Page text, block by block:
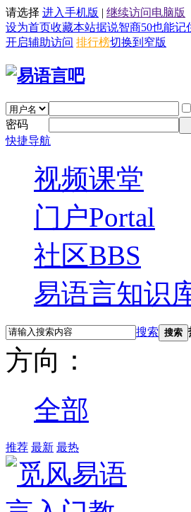
请选择 进入手机版 | 继续访问电脑版
设为首页收藏本站据说智商50也能记
开启辅助访问 排行榜切换到窄版
密码
快捷导航
视频课堂
门户Portal
社区BBS
易语言知识
搜索 搜索
方向：
全部
推荐 最新 最热